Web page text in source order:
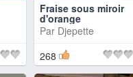
Fraise sous miroir
d'orange
Par Djepette
268